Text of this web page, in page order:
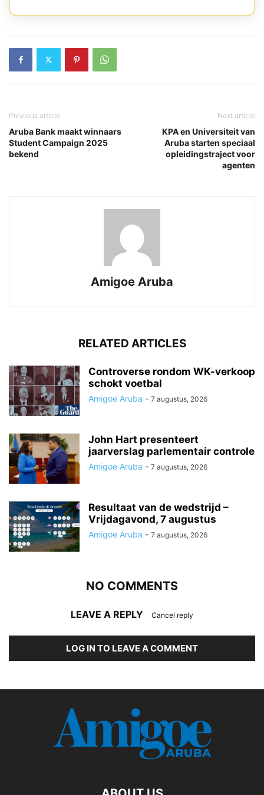
Previous article
Aruba Bank maakt winnaars
Student Campaign 2025
bekend
Next article
KPA en Universiteit van
Aruba starten speciaal
opleidingstraject voor
agenten
Amigoe Aruba
RELATED ARTICLES
Controverse rondom WK-verkoop
schokt voetbal
Amigoe Aruba - 7 augustus, 2026
John Hart presenteert
jaarverslag parlementair controle
Amigoe Aruba - 7 augustus, 2026
Resultaat van de wedstrijd –
Vrijdagavond, 7 augustus
Amigoe Aruba - 7 augustus, 2026
NO COMMENTS
LEAVE A REPLY Cancel reply
LOG IN TO LEAVE A COMMENT